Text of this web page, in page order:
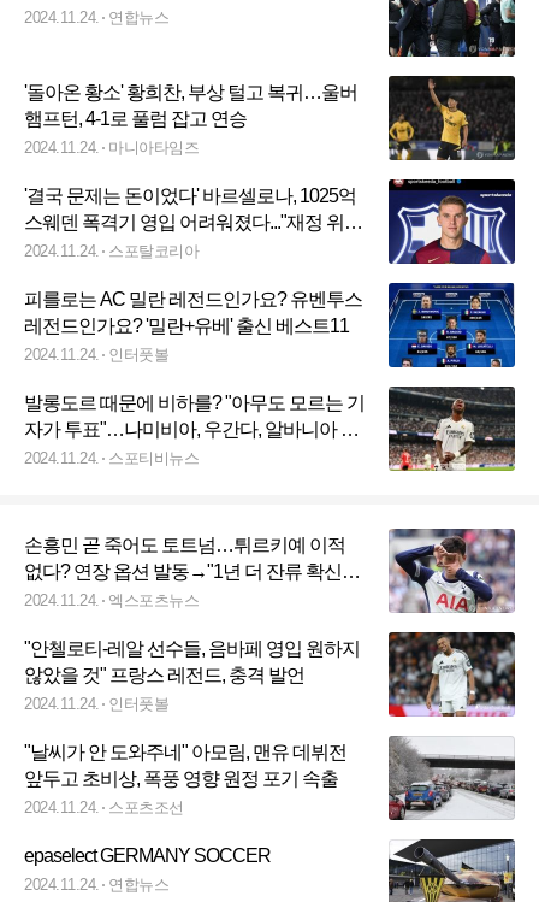
2024.11.24. 연합뉴스
'돌아온 황소' 황희찬, 부상 털고 복귀…울버
햄프턴, 4-1로 풀럼 잡고 연승
2024.11.24. 마니아타임즈
'결국 문제는 돈이었다' 바르셀로나, 1025억
스웨덴 폭격기 영입 어려워졌다..."재정 위기
로 감당하기 힘들어"
2024.11.24. 스포탈코리아
피를로는 AC 밀란 레전드인가요? 유벤투스
레전드인가요? '밀란+유베' 출신 베스트11
2024.11.24. 인터풋볼
발롱도르 때문에 비하를? "아무도 모르는 기
자가 투표"…나미비아, 우간다, 알바니아 없
었으면 비니시우스가 탔다
2024.11.24. 스포티비뉴스
손흥민 곧 죽어도 토트넘…튀르키예 이적
없다? 연장 옵션 발동→"1년 더 잔류 확신"
쏟아지네
2024.11.24. 엑스포츠뉴스
"안첼로티-레알 선수들, 음바페 영입 원하지
않았을 것" 프랑스 레전드, 충격 발언
2024.11.24. 인터풋볼
"날씨가 안 도와주네" 아모림, 맨유 데뷔전
앞두고 초비상, 폭풍 영향 원정 포기 속출
2024.11.24. 스포츠조선
epaselect GERMANY SOCCER
2024.11.24. 연합뉴스